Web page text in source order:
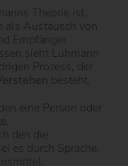
Theorie ist,
Austausch von
Empfänger
sieht Luhmann
Prozess, der
besteht.
eine Person oder
den die
es durch Sprache,